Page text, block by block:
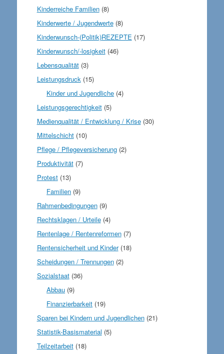
Kinderreiche Familien(8)
Kinderwerte / Jugendwerte(8)
Kinderwunsch-(Politik)REZEPTE (17)
Kinderwunsch/-losigkeit(46)
Lebensqualität(3)
Leistungsdruck (15)
Kinder und Jugendliche (4)
Leistungsgerechtigkeit(5)
Medienqualität / Entwicklung / Krise(30)
Mittelschicht(10)
Pflege / Pflegeversicherung(2)
Produktivität(7)
Protest(13)
Familien (9)
Rahmenbedingungen(9)
Rechtsklagen / Urteile(4)
Rentenlage / Rentenreformen(7)
Rentensicherheit und Kinder(18)
Scheidungen / Trennungen(2)
Sozialstaat(36)
Abbau (9)
Finanzierbarkeit (19)
Sparen bei Kindern und Jugendlichen(21)
Statistik-Basismaterial (5)
Teilzeitarbeit(18)